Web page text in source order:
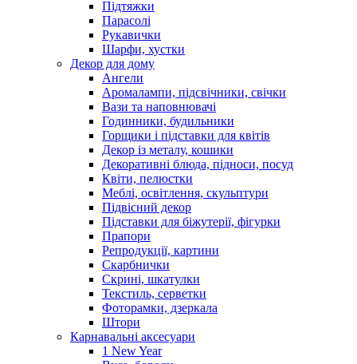
Підтяжки
Парасолі
Рукавички
Шарфи, хустки
Декор для дому
Ангели
Аромалампи, підсвічники, свічки
Вази та наповнювачі
Годинники, будильники
Горщики і підставки для квітів
Декор із металу, кошики
Декоративні блюда, підноси, посуд
Квіти, пелюстки
Меблі, освітлення, скульптури
Підвісний декор
Підставки для біжутерії, фігурки
Прапори
Репродукції, картини
Скарбнички
Скрині, шкатулки
Текстиль, серветки
Фоторамки, дзеркала
Штори
Карнавальні аксесуари
1 New Year